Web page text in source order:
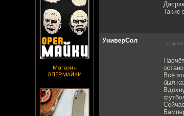
Магазин
ОПЕРМАЙКИ
Такие
УниверСол
Всё
был